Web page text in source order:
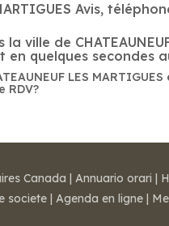
Avis,
ville de
quelques secondes
LES
RDV?
Canada | Annuario orari |
societe | Agenda en ligne |